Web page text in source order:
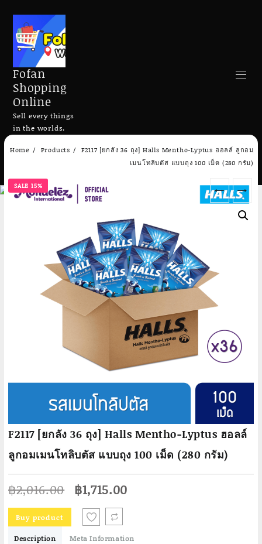
Skip
Fofan
Shopping
Online
Sell every things
in the worlds.
Search
Home Products
F2117 [ยกลัง 36 ถุง] Halls Mentho-Lyptus ฮอลล์ ลูกอม
เมนโทลิบตัส แบบถุง 100 เม็ด (280 กรัม)
SALE 15% ← →
F2117 [ยกลัง 36 ถุง] Halls Mentho-Lyptus ฮอลล์
ลูกอมเมนโทลิบตัส แบบถุง 100 เม็ด (280 กรัม)
฿2,016.00 Original
price
was:
฿2,016.00.
฿1,715.00
Buy product
Description Meta Information
Add to cart Add to cart